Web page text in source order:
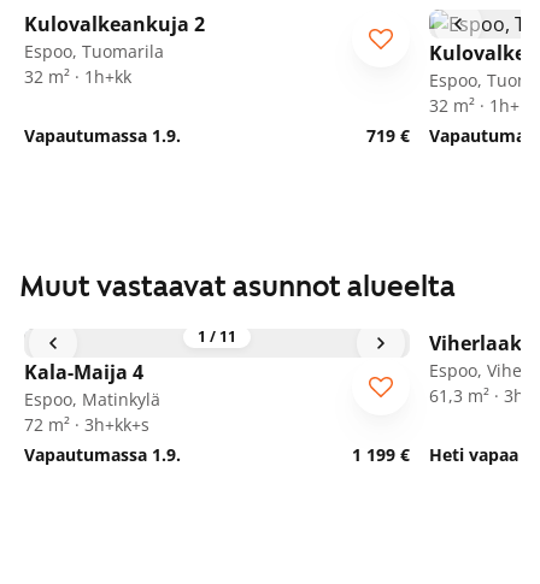
Kulovalkeankuja 2
Espoo, Tuomarila
32 m² · 1h+kk
Vapautumassa 1.9. 719 €
Espoo,
32 m² · 1h+kk
Muut vastaavat asunnot alueelta
1 / 11
Kala-Maija 4
Espoo, Matinkylä
72 m² · 3h+kk+s
Vapautumassa 1.9.
1 199 €
Espoo,
61,3 m² ·
Heti vapaa